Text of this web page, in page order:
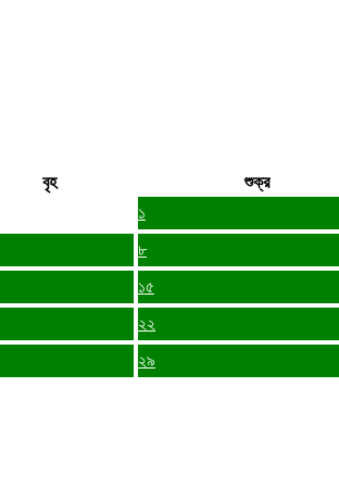
বৃহ শুক্র
১
৮
১৫
২২
২৯